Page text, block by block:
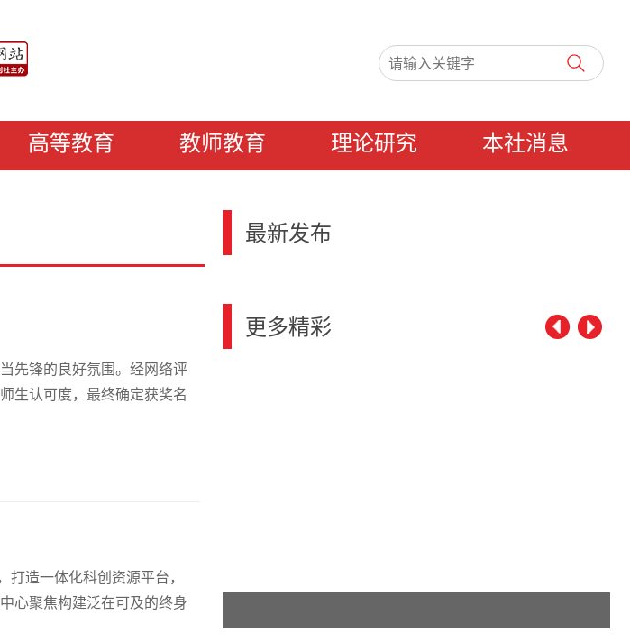
高等教育 教师教育 理论研究 本社消息
先锋的良好氛围。经网络评
生认可度，最终确定获奖名
打造一体化科创资源平台，
心聚焦构建泛在可及的终身
最新发布
更多精彩